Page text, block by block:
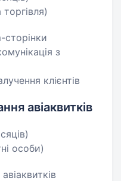
з
клієнтів
авіаквитків
особи)